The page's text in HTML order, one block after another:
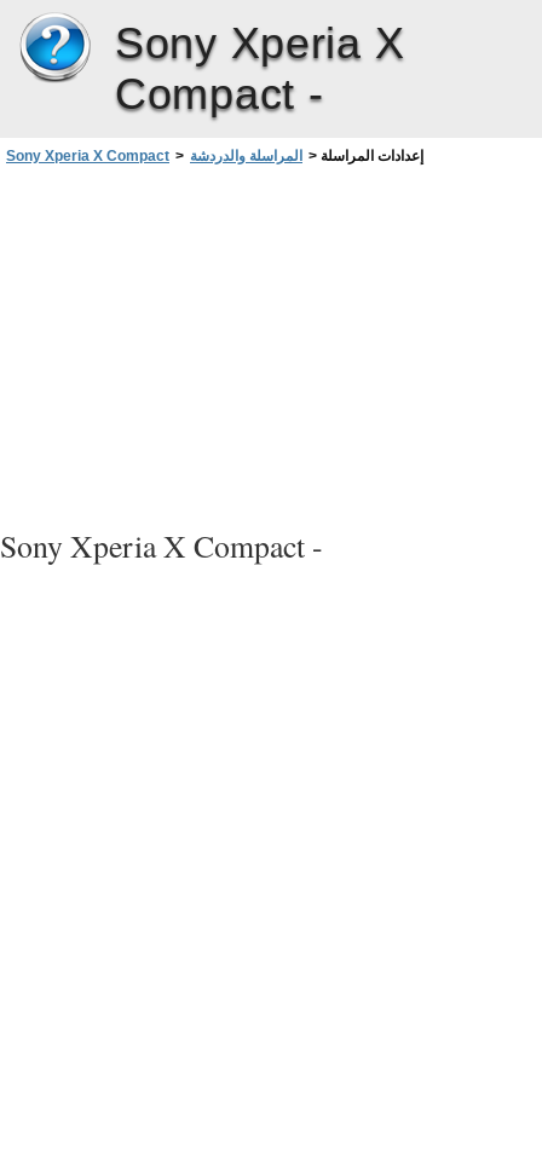
Sony Xperia X
Compact -
Sony Xperia X Compact > المراسلة والدردشة > إعدادات المراسلة
Sony Xperia X Compact -